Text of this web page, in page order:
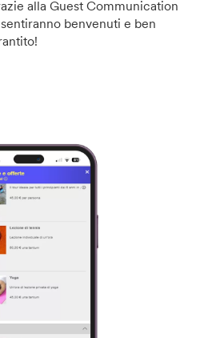
alla Guest Communication
benvenuti e ben